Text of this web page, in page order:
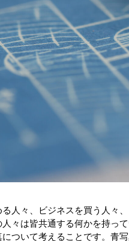
人々、ビジネスを買う人々
々は皆共通する何かを持って
ついて考えることです。青